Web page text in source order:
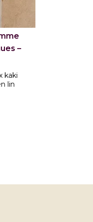
–
kaki
lin